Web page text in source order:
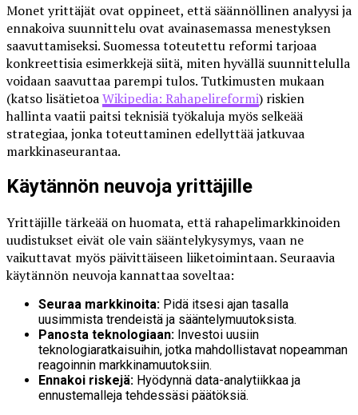
Monet yrittäjät ovat oppineet, että säännöllinen analyysi ja
ennakoiva suunnittelu ovat avainasemassa menestyksen
saavuttamiseksi. Suomessa toteutettu reformi tarjoaa
konkreettisia esimerkkejä siitä, miten hyvällä suunnittelulla
voidaan saavuttaa parempi tulos. Tutkimusten mukaan
(katso lisätietoaWikipedia: Rahapelireformi) riskien
hallinta vaatii paitsi teknisiä työkaluja myös selkeää
strategiaa, jonka toteuttaminen edellyttää jatkuvaa
markkinaseurantaa.
Käytännön neuvoja yrittäjille
Yrittäjille tärkeää on huomata, että rahapelimarkkinoiden
uudistukset eivät ole vain sääntelykysymys, vaan ne
vaikuttavat myös päivittäiseen liiketoimintaan. Seuraavia
käytännön neuvoja kannattaa soveltaa:
Seuraa markkinoita: Pidä itsesi ajan tasalla
uusimmista trendeistä ja sääntelymuutoksista.
Panosta teknologiaan: Investoi uusiin
teknologiaratkaisuihin, jotka mahdollistavat nopeamman
reagoinnin markkinamuutoksiin.
Ennakoi riskejä: Hyödynnä data-analytiikkaa ja
ennustemalleja tehdessäsi päätöksiä.